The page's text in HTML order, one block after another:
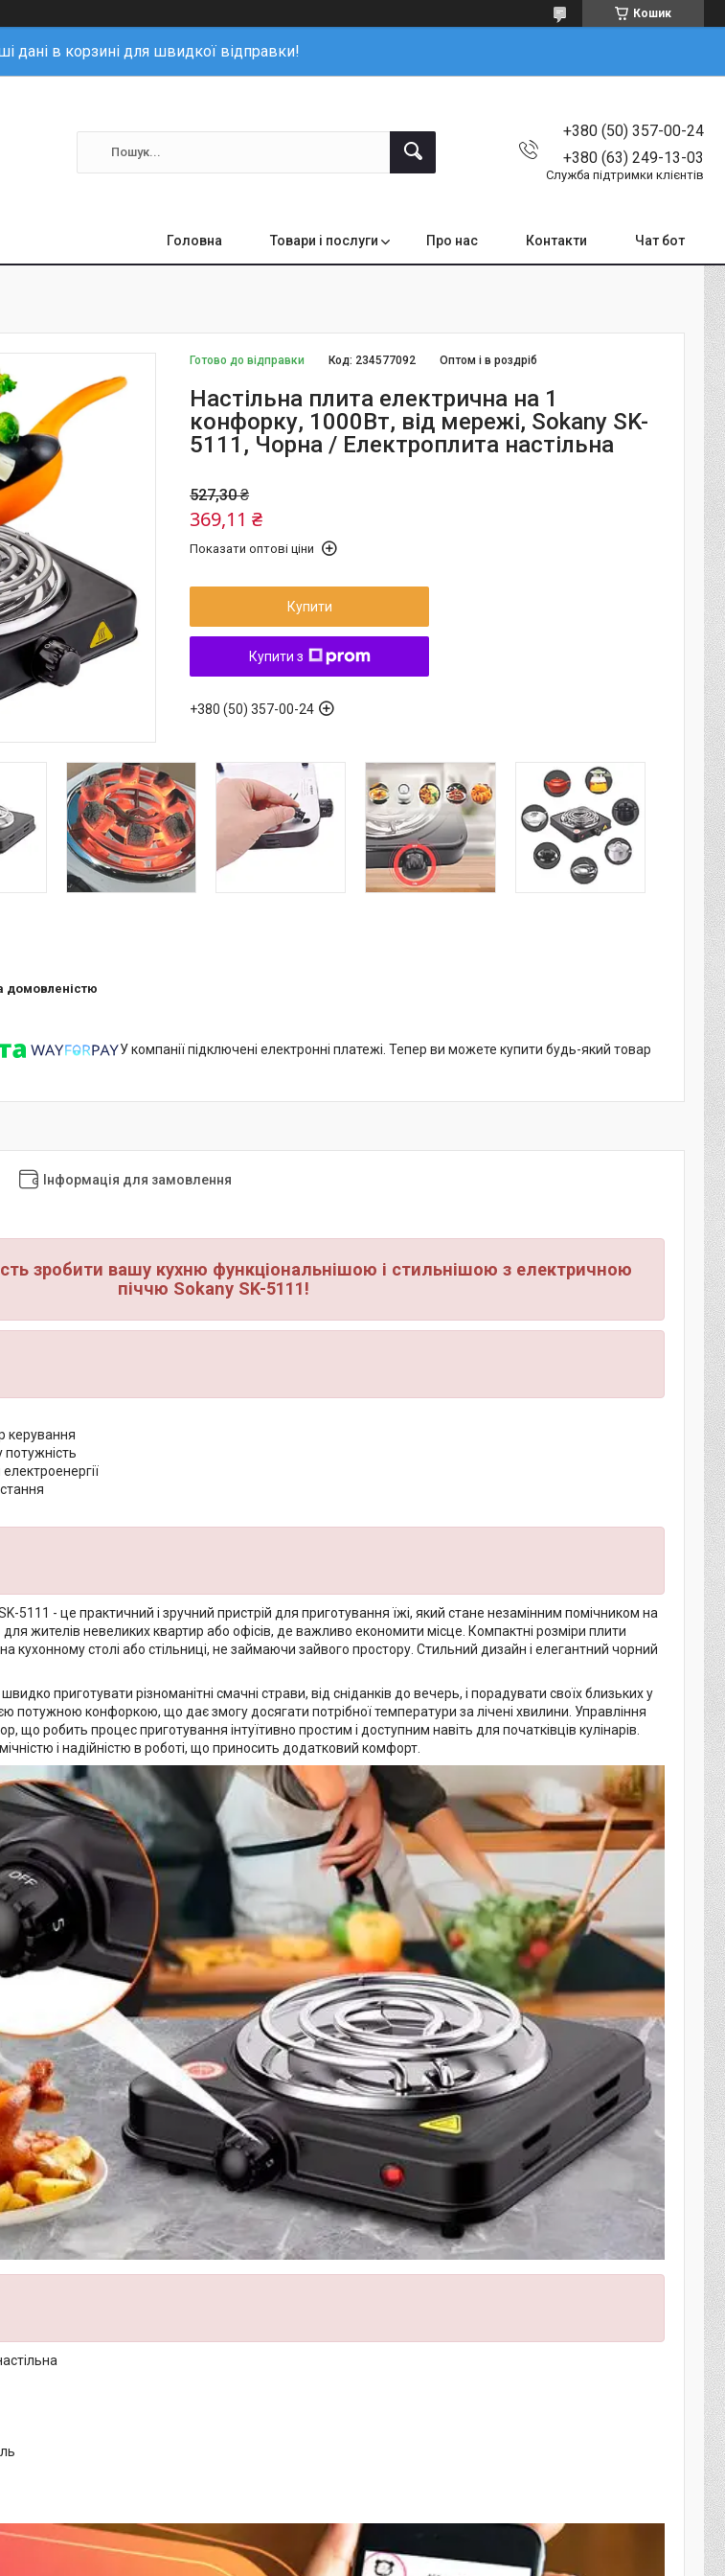
Кошик
дані в корзині для швидкої відправки!
+380 (50) 357-00-24
+380 (63) 249-13-03
Служба підтримки клієнтів
Головна Товари і послуги Про нас Контакти Чат бот
Готово до відправки Оптом і в роздріб
Код: 234577092
Настільна плита електрична на 1
конфорку, 1000Вт, від мережі, Sokany SK-
5111, Чорна / Електроплита настільна
527,30 ₴
369,11 ₴
Показати оптові ціни
Купити
Купити з
+380 (50) 357-00-24
домовленістю
У компанії підключені електронні платежі. Тепер ви можете купити будь-який товар
Інформація для замовлення
зробити вашу кухню функціональнішою і стильнішою з електричною
піччю Sokany SK-5111!
керування
5111 - це практичний і зручний пристрій для приготування їжі, який стане незамінним помічником на
для жителів невеликих квартир або офісів, де важливо економити місце. Компактні розміри плити
кухонному столі або стільниці, не займаючи зайвого простору. Стильний дизайн і елегантний чорний
приготувати різноманітні смачні страви, від сніданків до вечерь, і порадувати своїх близьких у
потужною конфоркою, що дає змогу досягати потрібної температури за лічені хвилини. Управління
що робить процес приготування інтуїтивно простим і доступним навіть для початківців кулінарів.
і надійністю в роботі, що приносить додатковий комфорт.